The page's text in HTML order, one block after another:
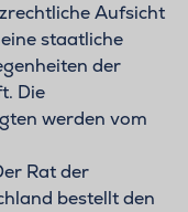
Aufsicht
staatliche
der
Die
werden vom
Rat der
bestellt den